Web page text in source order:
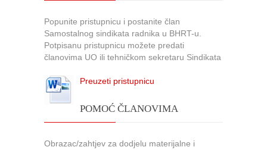
Popunite pristupnicu i postanite član
Samostalnog sindikata radnika u BHRT-u.
Potpisanu pristupnicu možete predati
članovima UO ili tehničkom sekretaru Sindikata
Preuzeti pristupnicu
POMOĆ ČLANOVIMA
Obrazac/zahtjev za dodjelu materijalne i